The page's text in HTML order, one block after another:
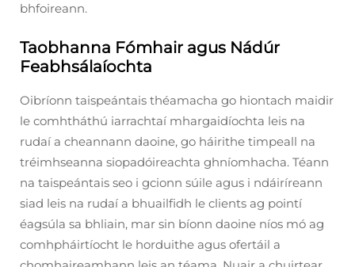
bhfoireann.
Taobhanna Fómhair agus Nádúr
Feabhsálaíochta
Oibríonn taispeántais théamacha go hiontach maidir
le comhtháthú iarrachtaí mhargaidíochta leis na
rudaí a cheannann daoine, go háirithe timpeall na
tréimhseanna siopadóireachta ghníomhacha. Téann
na taispeántais seo i gcionn súile agus i ndáiríreann
siad leis na rudaí a bhuailfidh le clients ag pointí
éagsúla sa bhliain, mar sin bíonn daoine níos mó ag
comhpháirtíocht le horduithe agus ofertáil a